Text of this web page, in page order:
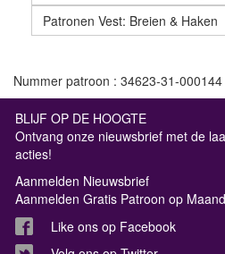
Patronen Vest: Breien & Haken
Nummer patroon : 34623-31-000144
BLIJF OP DE HOOGTE
Ontvang onze nieuwsbrief met de
acties!
Aanmelden Nieuwsbrief
Aanmelden Gratis Patroon op
Like ons op Facebook